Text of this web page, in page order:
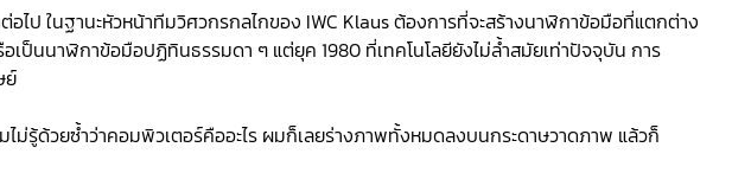
ไป ในฐานะหัวหน้าทีมวิศวกรกลไกของ IWC Klaus ต้องการที่จะสร้างนาฬิกาข้อมือที่แตกต่าง
เป็นนาฬิกาข้อมือปฏิทินธรรมดา ๆ แต่ยุค 1980 ที่เทคโนโลยียังไม่ล้ำสมัยเท่าปัจจุบัน การ
ย์
ม่รู้ด้วยซ้ำว่าคอมพิวเตอร์คืออะไร ผมก็เลยร่างภาพทั้งหมดลงบนกระดาษวาดภาพ แล้วก็